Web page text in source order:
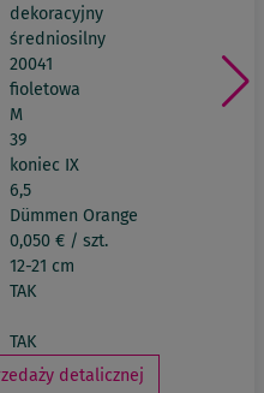
dekoracyjny
średniosilny
20041
fioletowa
M
39
koniec IX
6,5
Dümmen Orange
0,050 € / szt.
12-21 cm
TAK
TAK
detalicznej